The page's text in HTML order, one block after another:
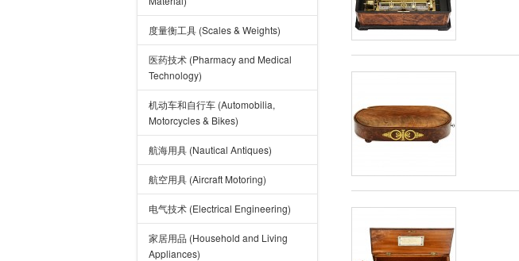
度量衡工具 (Scales & Weights)
医药技术 (Pharmacy and Medical
Technology)
机动车和自行车 (Automobilia,
Motorcycles & Bikes)
航海用具 (Nautical Antiques)
航空用具 (Aircraft Motoring)
电气技术 (Electrical Engineering)
家居用品 (Household and Living
Appliances)